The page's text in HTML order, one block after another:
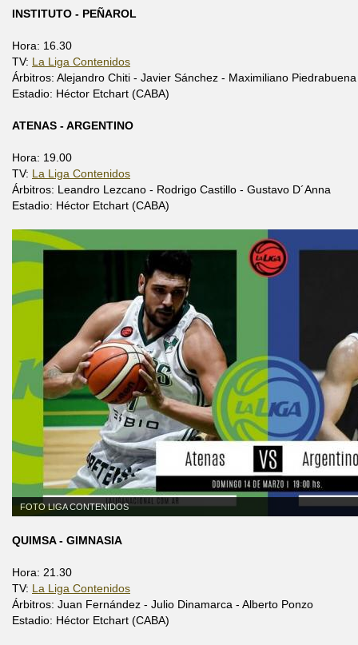
INSTITUTO - PEÑAROL
Hora: 16.30
TV: La Liga Contenidos
Árbitros: Alejandro Chiti - Javier Sánchez - Maximiliano Piedrabuena
Estadio: Héctor Etchart (CABA)
ATENAS - ARGENTINO
Hora: 19.00
TV: La Liga Contenidos
Árbitros: Leandro Lezcano - Rodrigo Castillo - Gustavo D´Anna
Estadio: Héctor Etchart (CABA)
FOTO LIGA CONTENIDOS
QUIMSA - GIMNASIA
Hora: 21.30
TV: La Liga Contenidos
Árbitros: Juan Fernández - Julio Dinamarca - Alberto Ponzo
Estadio: Héctor Etchart (CABA)